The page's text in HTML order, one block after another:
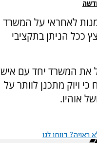
לאחראי על המשרד
ככל הניתן בתקציבי
את המשרד יחד עם איש
כי ויוק מתכנן לוותר על
אוהיו.
דווחו לנו